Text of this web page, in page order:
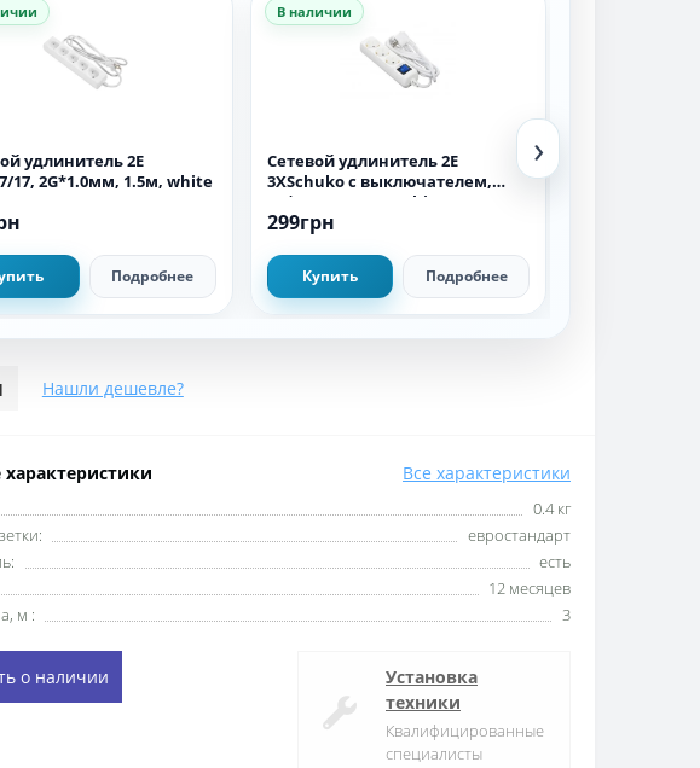
удлинитель 2E
17, 2G*1.0мм, 1.5м, white
Подробнее
В наличии
Сетевой удлинитель 2E
3XSchuko с выключателем,
3G*1.5 мм, 1.5м, white
299грн
Купить Подробнее
›
Нашли дешевле?
Все характеристики
0.4 кг
евростандарт
есть
12 месяцев
м :
3
о наличии
Установка
техники
Квалифицированные
специалисты